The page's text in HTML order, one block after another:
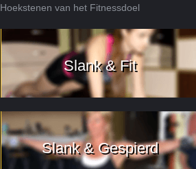
Hoekstenen van het Fitnessdoel
Slank & Fit
Slank & Gespierd